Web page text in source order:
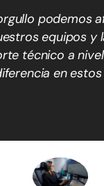
podemos
equipos y
técnico a nivel